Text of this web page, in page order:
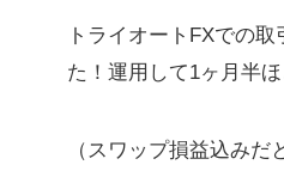
トライオートFXでの取
た！運用して1ヶ月半ほ
（スワップ損益込みだ